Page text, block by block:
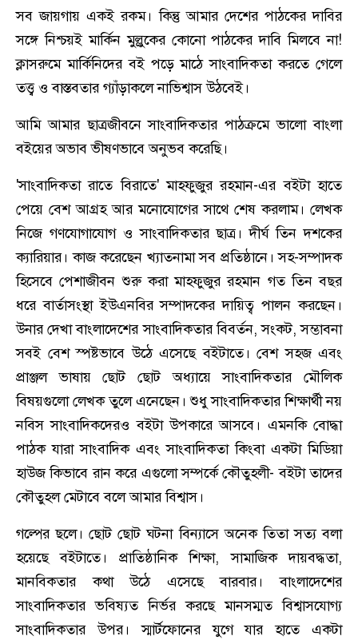
সব জায়গায় একই রকম। কিন্তু আমার দেশের পাঠকের দাবির
সঙ্গে নিশ্চয়ই মার্কিন মুল্লুকের কোনো পাঠকের দাবি মিলবে না!
ক্লাসরুমে মার্কিনিদের বই পড়ে মাঠে সাংবাদিকতা করতে গেলে
তত্ত্ব ও বাস্তবতার গ্যাঁড়াকলে নাভিশ্বাস উঠবেই।
আমি আমার ছাত্রজীবনে সাংবাদিকতার পাঠক্রমে ভালো বাংলা
বইয়ের অভাব ভীষণভাবে অনুভব করেছি।
'সাংবাদিকতা রাতে বিরাতে' মাহফুজুর রহমান-এর বইটা হাতে
পেয়ে বেশ আগ্রহ আর মনোযোগের সাথে শেষ করলাম। লেখক
নিজে গণযোগাযোগ ও সাংবাদিকতার ছাত্র। দীর্ঘ তিন দশকের
ক্যারিয়ার। কাজ করেছেন খ্যাতনামা সব প্রতিষ্ঠানে। সহ-সম্পাদক
হিসেবে পেশাজীবন শুরু করা মাহফুজুর রহমান গত তিন বছর
ধরে বার্তাসংস্থা ইউএনবির সম্পাদকের দায়িত্ব পালন করছেন।
উনার দেখা বাংলাদেশের সাংবাদিকতার বিবর্তন, সংকট, সম্ভাবনা
সবই বেশ স্পষ্টভাবে উঠে এসেছে বইটাতে। বেশ সহজ এবং
প্রাঞ্জল ভাষায় ছোট ছোট অধ্যায়ে সাংবাদিকতার মৌলিক
বিষয়গুলো লেখক তুলে এনেছেন। শুধু সাংবাদিকতার শিক্ষার্থী নয়
নবিস সাংবাদিকদেরও বইটা উপকারে আসবে। এমনকি বোদ্ধা
পাঠক যারা সাংবাদিক এবং সাংবাদিকতা কিংবা একটা মিডিয়া
হাউজ কিভাবে রান করে এগুলো সম্পর্কে কৌতুহলী- বইটা তাদের
কৌতুহল মেটাবে বলে আমার বিশ্বাস।
গল্পের ছলে। ছোট ছোট ঘটনা বিন্যাসে অনেক তিতা সত্য বলা
হয়েছে বইটাতে। প্রাতিষ্ঠানিক শিক্ষা, সামাজিক দায়বদ্ধতা,
মানবিকতার কথা উঠে এসেছে বারবার। বাংলাদেশের
সাংবাদিকতার ভবিষ্যত নির্ভর করছে মানসম্মত বিশ্বাসযোগ্য
সাংবাদিকতার উপর। স্মার্টফোনের যুগে যার হাতে একটা